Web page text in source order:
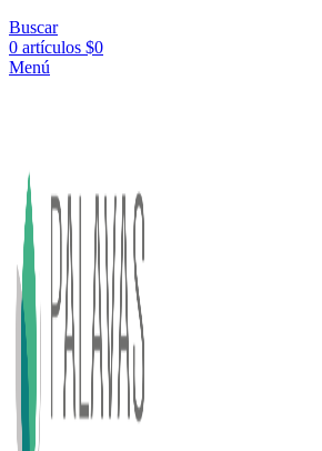
Buscar
0 artículos $0
Menú